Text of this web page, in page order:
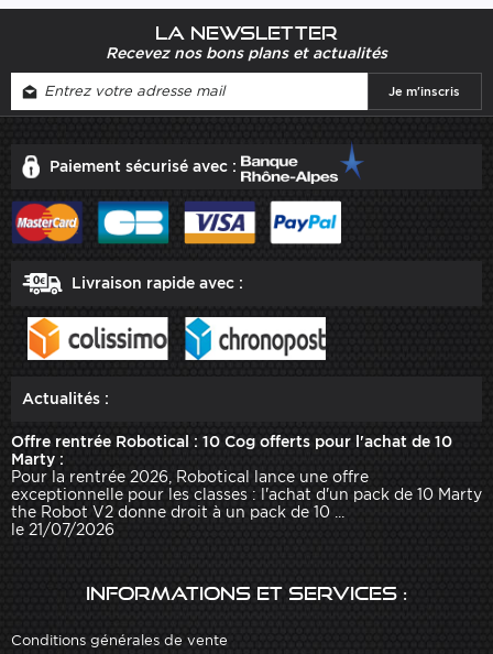
La newsletter
Recevez nos bons plans et actualités
Paiement sécurisé avec :
Livraison rapide avec :
Actualités :
Offre rentrée Robotical : 10 Cog offerts pour l'achat de 10
Marty :
Pour la rentrée 2026, Robotical lance une offre
exceptionnelle pour les classes : l'achat d'un pack de 10 Marty
the Robot V2 donne droit à un pack de 10 ...
le 21/07/2026
Informations et services :
Conditions générales de vente